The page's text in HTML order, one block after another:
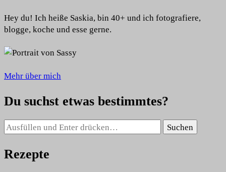
Hey du! Ich heiße Saskia, bin 40+ und ich fotografiere,
blogge, koche und esse gerne.
Mehr über mich
Du suchst etwas bestimmtes?
Suchst
du
nach
etwas?
Rezepte